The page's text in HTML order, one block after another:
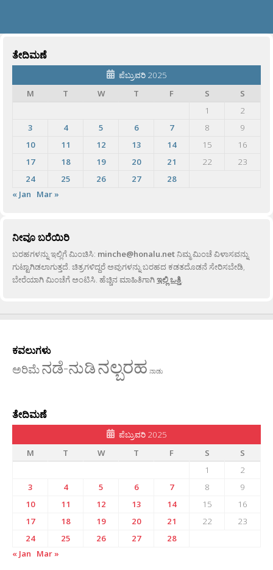
ತೇದಿಮಣೆ
ಪೆಬ್ರುವರಿ 2025
M
T W T F S
S
1
2
3
4 5 6 7 8
9
10
11 12 13 14 15
16
17
18 19 20 21 22
23
24
25 26 27
28
« Jan
Mar »
ನೀವೂ ಬರೆಯಿರಿ
ಬರಹಗಳನ್ನು ಇಲ್ಲಿಗೆ ಮಿಂಚಿಸಿ: minche@honalu.netನಿಮ್ಮ ಮಿಂಚೆ ವಿಳಾಸವನ್ನು
ಗುಟ್ಟಾಗಿಡಲಾಗುತ್ತದೆ. ಚಿತ್ರಗಳಿದ್ದರೆ ಅವುಗಳನ್ನು ಬರಹದ ಕಡತದೊಡನೆ ಸೇರಿಸಬೇಡಿ,
ಬೇರೆಯಾಗಿ ಮಿಂಚೆಗೆ ಅಂಟಿಸಿ. ಹೆಚ್ಚಿನ ಮಾಹಿತಿಗಾಗಿಇಲ್ಲಿ ಒತ್ತಿ.
ಕವಲುಗಳು
ಅರಿಮೆನಡೆ-ನುಡಿನಲ್ಬರಹ ನಾಡು
ತೇದಿಮಣೆ
ಪೆಬ್ರುವರಿ 2025
M
T W T F S
S
1
2
3
4 5 6 7 8
9
10
11 12 13 14 15
16
17
18 19 20 21 22
23
24
25 26 27
28
« Jan
Mar »